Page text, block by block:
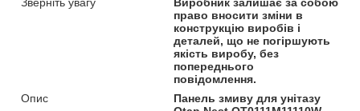
право вносити зміни в
конструкцію виробів і
деталей, що не погіршують
якість виробу, без
попереднього
повідомлення.
Опис
Панель змиву для унітазу